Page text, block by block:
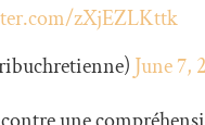
zXjEZLKttk
June 7,